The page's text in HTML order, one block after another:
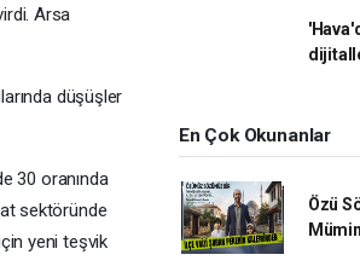
Arsa
düşüşler
30 oranında
sektöründe
yeni teşvik
En Çok Okunanlar
Özü